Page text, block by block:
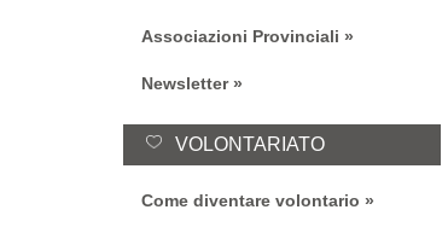
Associazioni Provinciali
Newsletter
VOLONTARIATO
Come diventare volontario